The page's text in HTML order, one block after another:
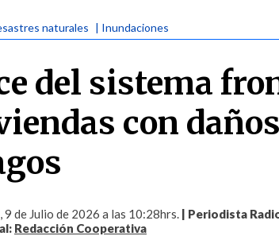
naturales | Inundaciones
del sistema
con
9 de Julio de 2026 a las 10:28hrs. | Periodista
Redacción Cooperativa